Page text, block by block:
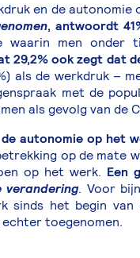
en de
, antwoordt
waarin men onder
29,2% ook zegt dat
als de werkdruk –
met de
als gevolg van de
autonomie op het
op de mate
op het werk. Een
verandering. Voor
sinds het begin van
toegenomen.